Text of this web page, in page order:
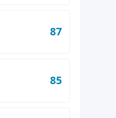
87
85